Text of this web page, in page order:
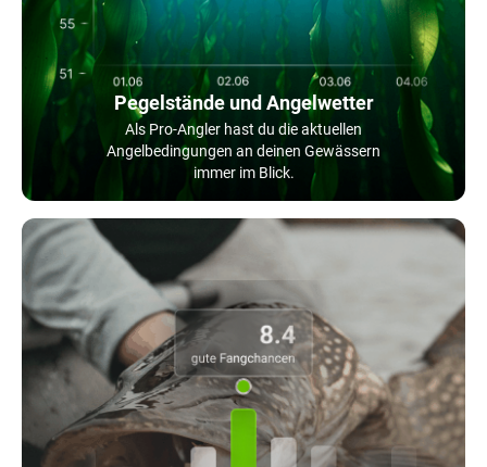
Pegelstände und Angelwetter
Als Pro-Angler hast du die aktuellen
Angelbedingungen an deinen Gewässern
immer im Blick.